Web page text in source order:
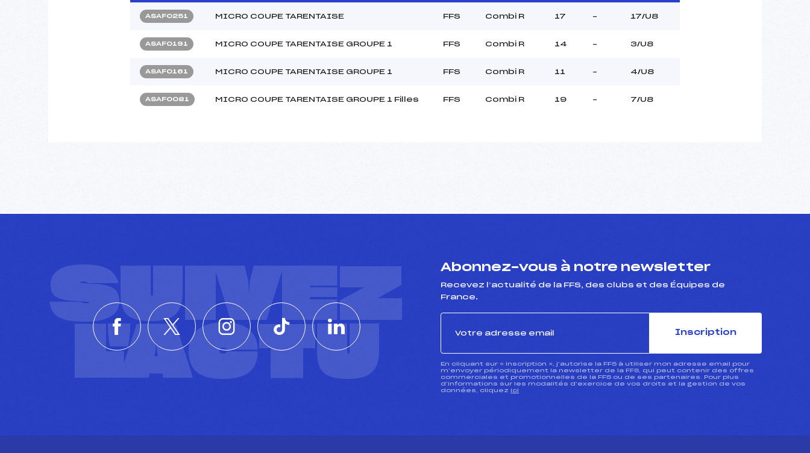
ASAF0251 MICRO COUPE TARENTAISE FFS Combi R 17 – 17/U8
ASAF0191 MICRO COUPE TARENTAISE GROUPE 1 FFS Combi R 14 – 3/U8
ASAF0161 MICRO COUPE TARENTAISE GROUPE 1 FFS Combi R 11 – 4/U8
ASAF0081 MICRO COUPE TARENTAISE GROUPE 1 Filles FFS Combi R 19 – 7/U8
SUIVEZ
L'ACTU
Abonnez-vous à notre newsletter
Recevez l’actualité de la FFS, des clubs et des Équipes de
France.
Inscription
En cliquant sur « inscription », j’autorise la FFS à utiliser mon adresse email pour
m’envoyer périodiquement la newsletter de la FFS, qui peut contenir des offres
commerciales et promotionnelles de la FFS ou de ses partenaires. Pour plus
d’informations sur les modalités d’exercice de vos droits et la gestion de vos
données, cliquez ici